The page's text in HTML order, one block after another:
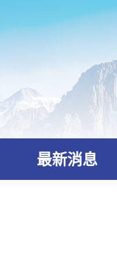
最新消息